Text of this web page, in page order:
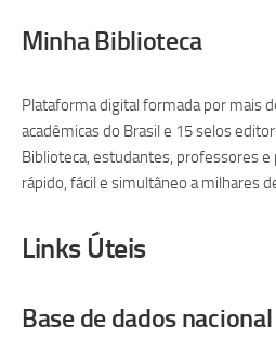
Minha Biblioteca
Plataforma digital formada por mais
acadêmicas do Brasil e 15 selos
Biblioteca, estudantes, professores
rápido, fácil e simultâneo a milhares
Links Úteis
Base de dados